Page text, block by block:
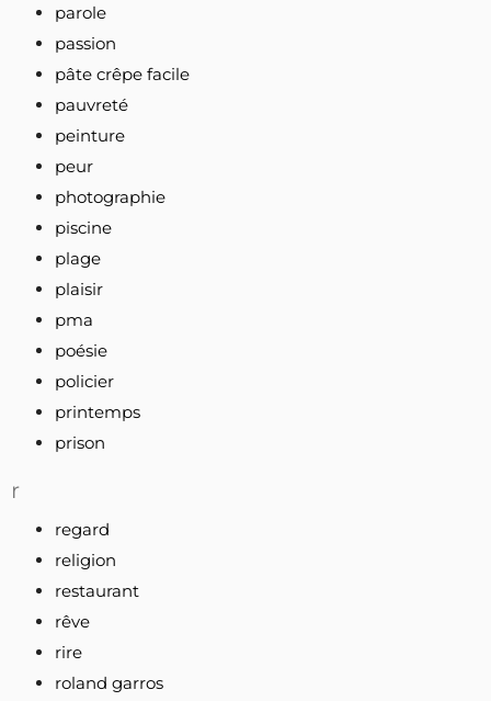
parole
passion
pâte crêpe facile
pauvreté
peinture
peur
photographie
piscine
plage
plaisir
pma
poésie
policier
printemps
prison
r
regard
religion
restaurant
rêve
rire
roland garros